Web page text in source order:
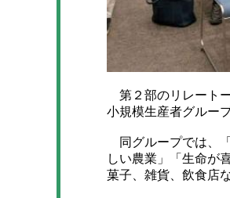
第２部のリレート
小規模生産者グルー
同グループでは、
しい農業」「生命が
菓子、雑貨、飲食店